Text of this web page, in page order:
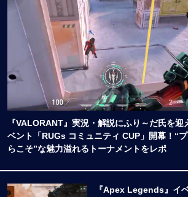
『VALORANT』実況・解説にふり～だ氏を迎
ベント「RUGs コミュニティ CUP」開幕！“
らこそ”な魅力溢れるトーナメントをレポ
『Apex Legends』イ